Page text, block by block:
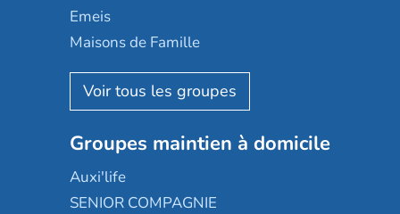
Domusvi
Happy Senior
Aquarelia
Nexity edenea
Les jardins d'Arcadie
Occitalia
Appartseniors
Emeis
Maisons de Famille
Korian
Emera
Groupe SOS
Le Noble Âge
Almage
Groupes maintien à domicile
Auxi'life
SENIOR COMPAGNIE